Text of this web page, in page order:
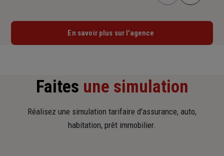
En savoir plus sur l'agence
Faites une simulation
Réalisez une simulation tarifaire d'assurance, auto,
habitation, prêt immobilier.